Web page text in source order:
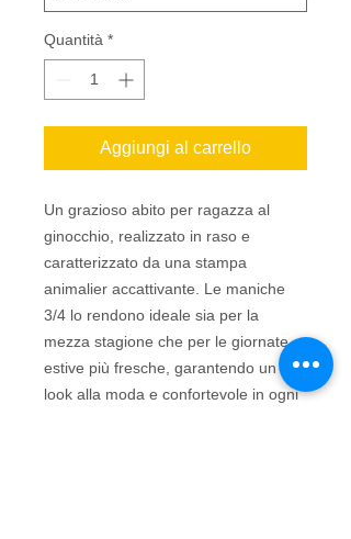
Quantità *
Aggiungi al carrello
Un grazioso abito per ragazza al
ginocchio, realizzato in raso e
caratterizzato da una stampa
animalier accattivante. Le maniche
3/4 lo rendono ideale sia per la
mezza stagione che per le giornate
estive più fresche, garantendo un
look alla moda e confortevole in ogni